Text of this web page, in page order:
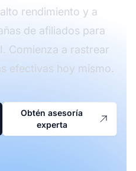
rendimiento y a
de afiliados para
Comienza a rastrear
efectivas hoy mismo.
Obtén asesoría
experta